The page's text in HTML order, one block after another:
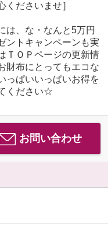
くださいませ］
は、な・なんと5万円
ントキャンペーンも実
ＴＯＰページの更新情
財布にとってもエコな
っぱいいっぱいお得を
ください☆
お問い合わせ